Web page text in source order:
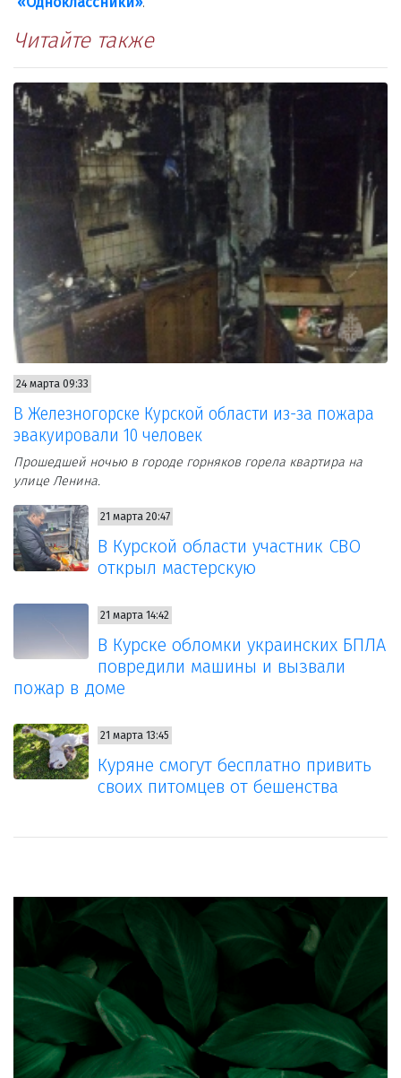
Читайте также
24 марта 09:33
В Железногорске Курской области из-за пожара
эвакуировали 10 человек
Прошедшей ночью в городе горняков горела квартира на
улице Ленина.
21 марта 20:47
В Курской области участник СВО
открыл мастерскую
21 марта 14:42
В Курске обломки украинских БПЛА
повредили машины и вызвали
пожар в доме
21 марта 13:45
Куряне смогут бесплатно привить
своих питомцев от бешенства